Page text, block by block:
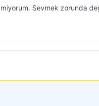
Sevmek zorunda